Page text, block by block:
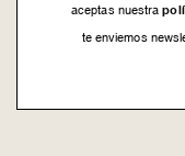
aceptas nuestra
te enviemos